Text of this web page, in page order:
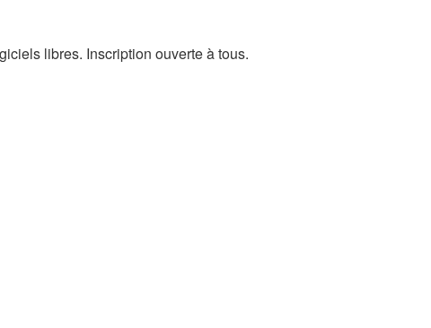
libres. Inscription ouverte à tous.